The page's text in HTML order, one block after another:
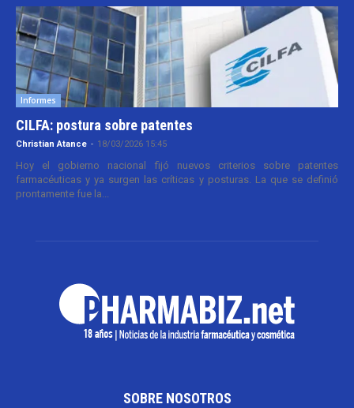
Informes
CILFA: postura sobre patentes
Christian Atance - 18/03/2026 15:45
Hoy el gobierno nacional fijó nuevos criterios sobre patentes
farmacéuticas y ya surgen las críticas y posturas. La que se definió
prontamente fue la...
SOBRE NOSOTROS